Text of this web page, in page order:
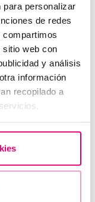
personalizar
de redes
sitio web con
y análisis
información
recopilado a